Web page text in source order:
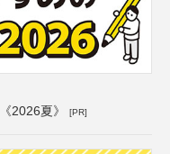
2026夏》 [PR]